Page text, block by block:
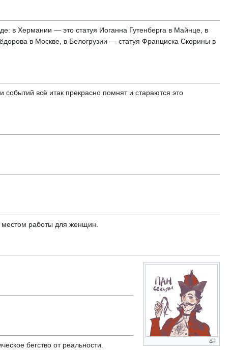
в Хермании — это статуя Иоганна Гутенберга в Майнце, в
в Москве, в Белогрузии — статуя Франциска Скорины в
всë итак прекрасно помнят и стараются это
местом работы для женщин.
бегство от реальности.